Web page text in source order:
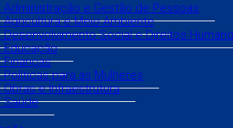
e Gestão de Pessoas
e Meio Ambiente
Social e Direitos
para as Mulheres
e Infraestrutura
Saúde